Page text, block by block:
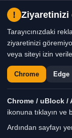
ilk meclis
Toplantıda
seçimleri
kesintisiz
anlayışını
Haber
Giriş: 07-08-2026
! Ziyaretinizi
Tarayıcınızdaki
ziyaretinizi
veya siteyi izin
Chrome Edge
Chrome / uBlock /
ikonuna tıklayın ve
Ardından sayfayı